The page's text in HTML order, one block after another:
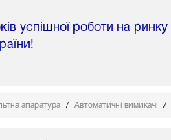
успішної роботи на ринку
апаратура Автоматичні вимикачі